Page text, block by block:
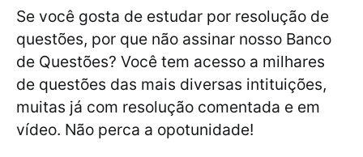
Se você gosta de estudar por resolução de
questões, por que não assinar nosso Banco
de Questões? Você tem acesso a milhares
de questões das mais diversas intituições,
muitas já com resolução comentada e em
vídeo. Não perca a opotunidade!